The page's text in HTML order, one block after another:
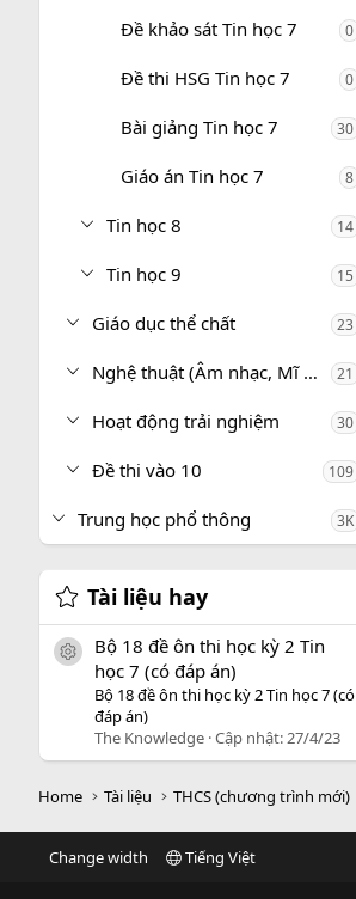
Đề khảo sát Tin học 7 0
Đề thi HSG Tin học 7 0
Bài giảng Tin học 7 30
Giáo án Tin học 7 8
Tin học 8 14
Tin học 9 15
Giáo dục thể chất 23
Nghệ thuật (Âm nhạc, Mĩ thuật) 21
Hoạt động trải nghiệm 30
Đề thi vào 10 109
Trung học phổ thông 3K
Tài liệu hay
icon tài liệu
Bộ 18 đề ôn thi học kỳ 2 Tin
học 7 (có đáp án)
Bộ 18 đề ôn thi học kỳ 2 Tin học 7 (có
đáp án)
The Knowledge Cập nhật:27/4/23
Home Tài liệu THCS (chương trình mới)
Change width Tiếng Việt